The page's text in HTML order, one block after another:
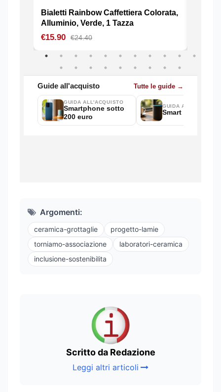
Argomenti:
ceramica-grottaglie
progetto-lamie
torniamo-associazione
laboratori-ceramica
inclusione-sostenibilita
Scritto da Redazione
Leggi altri articoli